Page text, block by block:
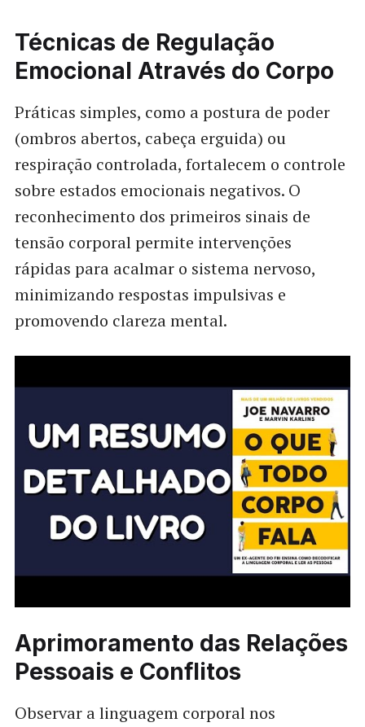
Técnicas de Regulação
Emocional Através do Corpo
Práticas simples, como a postura de poder
(ombros abertos, cabeça erguida) ou
respiração controlada, fortalecem o controle
sobre estados emocionais negativos. O
reconhecimento dos primeiros sinais de
tensão corporal permite intervenções
rápidas para acalmar o sistema nervoso,
minimizando respostas impulsivas e
promovendo clareza mental.
Aprimoramento das Relações
Pessoais e Conflitos
Observar a linguagem corporal nos